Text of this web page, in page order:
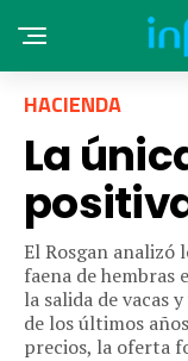
HACIENDA
La
El Rosgan analizó
faena de hembras
la salida de vacas
de los últimos
precios, la oferta